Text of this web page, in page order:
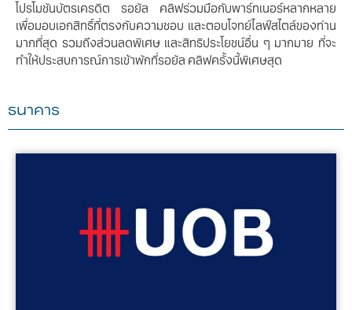
โปรโมชันบัตรเครดิต รอยัล คลิฟร่วมมือกับพาร์ทเนอร์หลากหลาย
เพื่อมอบเอกสิทธิ์ที่ตรงกับความชอบ และตอบโจทย์ไลฟ์สไตล์ของท่าน
มากที่สุด รวมถึงส่วนลดพิเศษ และสิทธิประโยชน์อื่น ๆ มากมาย ที่จะ
ทำให้ประสบการณ์การเข้าพักที่รอยัล คลิฟครั้งนี้พิเศษสุด
ธนาคาร